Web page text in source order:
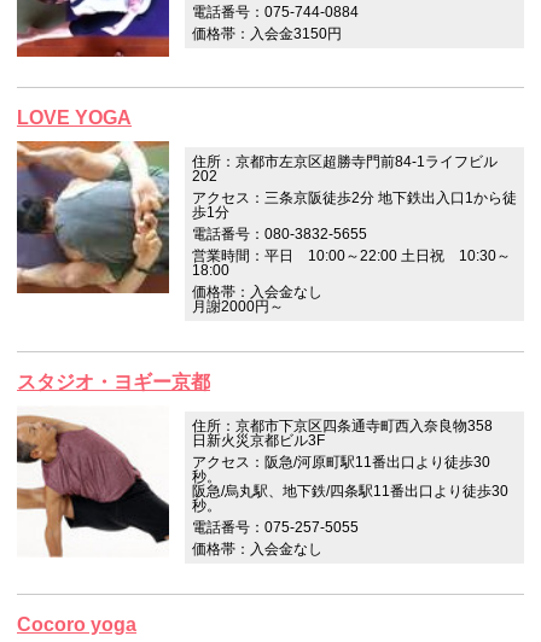
電話番号：075-744-0884
価格帯：入会金3150円
LOVE YOGA
住所：京都市左京区超勝寺門前84-1ライフビル
202
アクセス：三条京阪徒歩2分 地下鉄出入口1から徒
歩1分
電話番号：080-3832-5655
営業時間：平日 10:00～22:00 土日祝 10:30～
18:00
価格帯：入会金なし
月謝2000円～
スタジオ・ヨギー京都
住所：京都市下京区四条通寺町西入奈良物358
日新火災京都ビル3F
アクセス：阪急/河原町駅11番出口より徒歩30
秒。
阪急/烏丸駅、地下鉄/四条駅11番出口より徒歩30
秒。
電話番号：075-257-5055
価格帯：入会金なし
Cocoro yoga